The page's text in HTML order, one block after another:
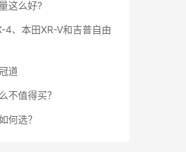
这么好?
4、本田XR-V和吉普自由
道
不值得买？
何选？